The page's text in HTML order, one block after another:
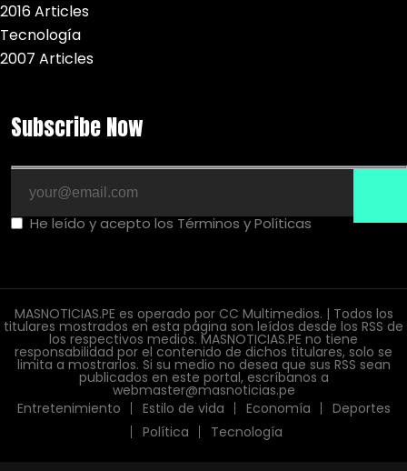
2016 Articles
Tecnología
2007 Articles
Subscribe Now
He leído y acepto los Términos y Políticas
MASNOTICIAS.PE es operado por CC Multimedios. | Todos los
titulares mostrados en esta página son leídos desde los RSS de
los respectivos medios. MASNOTICIAS.PE no tiene
responsabilidad por el contenido de dichos titulares, solo se
limita a mostrarlos. Si su medio no desea que sus RSS sean
publicados en este portal, escríbanos a
webmaster@masnoticias.pe
Entretenimiento
Estilo de vida Economía
Deportes
Política
Tecnología